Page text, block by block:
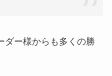
ダー様からも多くの勝